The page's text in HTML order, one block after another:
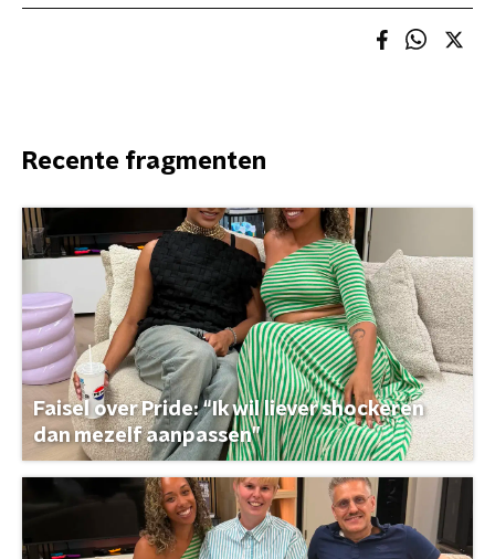
Recente fragmenten
Faisel over Pride: “Ik wil liever shockeren
dan mezelf aanpassen”